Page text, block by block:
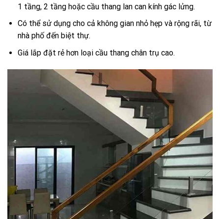
1 tầng, 2 tầng hoặc cầu thang lan can kính gác lửng.
Có thể sử dụng cho cả không gian nhỏ hẹp và rộng rãi, từ
nhà phố đến biệt thự.
Giá lắp đặt rẻ hơn loại cầu thang chân trụ cao.